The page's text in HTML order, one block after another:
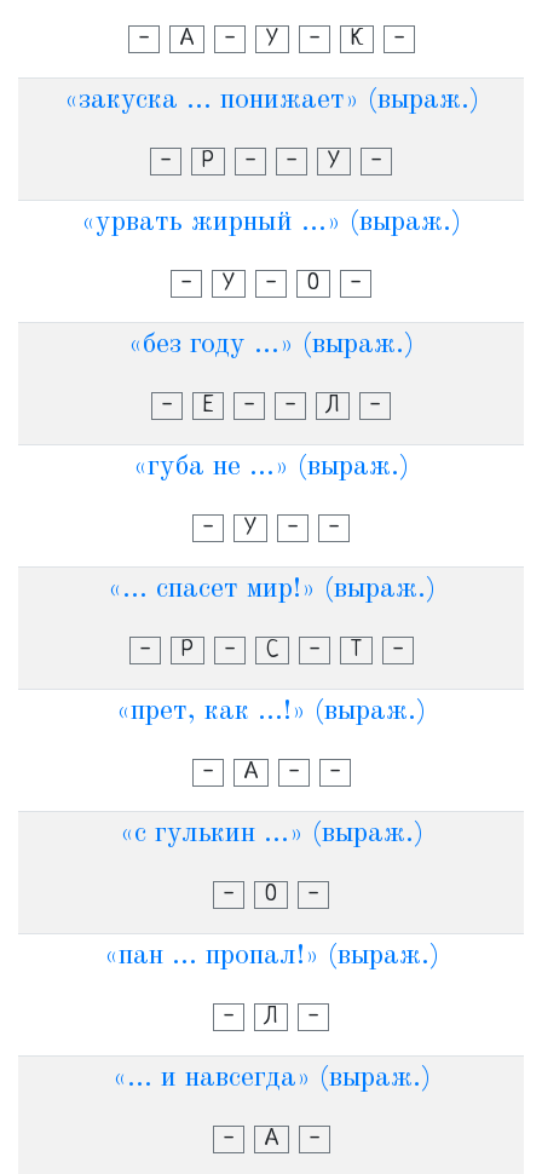
- А - У - К -
«закуска ... понижает» (выраж.)
- Р - - У -
«урвать жирный ...» (выраж.)
- У - О -
«без году ...» (выраж.)
- Е - - Л -
«губа не ...» (выраж.)
- У - -
«... спасет мир!» (выраж.)
- Р - С - Т -
«прет, как ...!» (выраж.)
- А - -
«с гулькин ...» (выраж.)
- О -
«пан ... пропал!» (выраж.)
- Л -
«... и навсегда» (выраж.)
- А -